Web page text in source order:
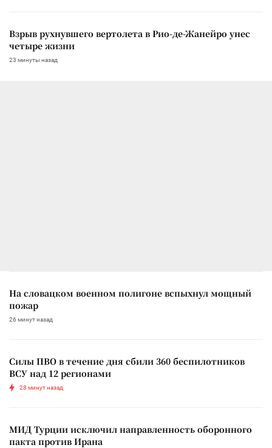
Взрыв рухнувшего вертолета в Рио-де-Жанейро унес
четыре жизни
23 минуты назад
На словацком военном полигоне вспыхнул мощный
пожар
26 минут назад
Силы ПВО в течение дня сбили 360 беспилотников
ВСУ над 12 регионами
28 минут назад
МИД Турции исключил направленность оборонного
пакта против Ирана